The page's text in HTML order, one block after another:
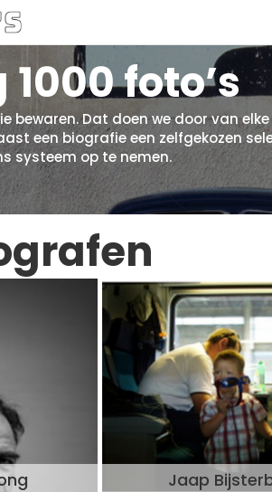
foto’s
bewaren. Dat doen we door van elke
een biografie een zelfgekozen
systeem op te nemen.
Jaap